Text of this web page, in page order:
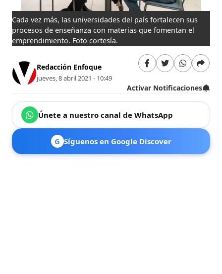
Cada vez más, las universidades del país fortalecen sus
procesos de enseñanza con materias que fomentan el
emprendimiento. Foto cortesía.
Redacción Enfoque
jueves, 8 abril 2021 - 10:49
Activar Notificaciones
Únete a nuestro canal de WhatsApp
G Síguenos en Google Discover